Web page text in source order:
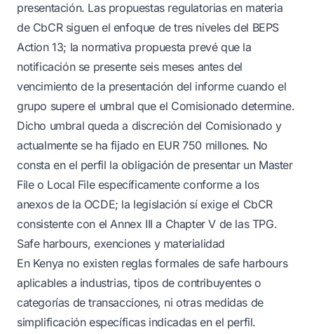
presentación. Las propuestas regulatorias en materia
de CbCR siguen el enfoque de tres niveles del BEPS
Action 13; la normativa propuesta prevé que la
notificación se presente seis meses antes del
vencimiento de la presentación del informe cuando el
grupo supere el umbral que el Comisionado determine.
Dicho umbral queda a discreción del Comisionado y
actualmente se ha fijado en EUR 750 millones. No
consta en el perfil la obligación de presentar un Master
File o Local File específicamente conforme a los
anexos de la OCDE; la legislación sí exige el CbCR
consistente con el Annex III a Chapter V de las TPG.
Safe harbours, exenciones y materialidad
En Kenya no existen reglas formales de safe harbours
aplicables a industrias, tipos de contribuyentes o
categorías de transacciones, ni otras medidas de
simplificación específicas indicadas en el perfil.